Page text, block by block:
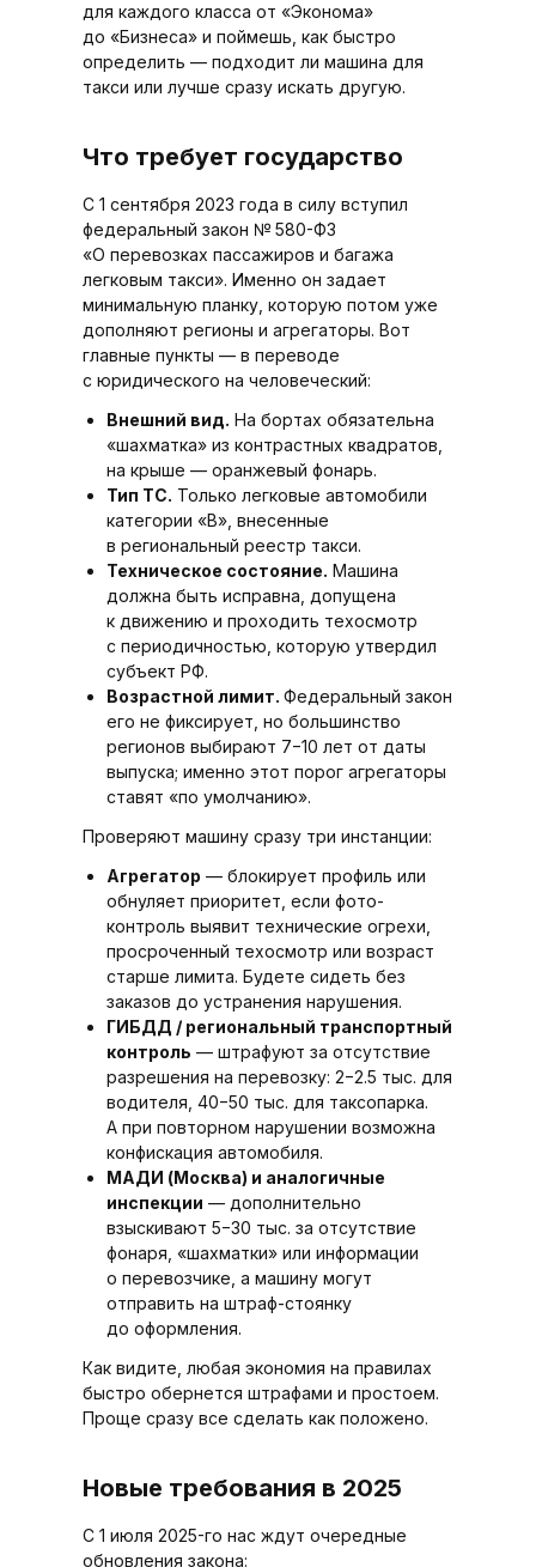
для каждого класса от «Эконома»
до «Бизнеса» и поймешь, как быстро
определить — подходит ли машина для
такси или лучше сразу искать другую.
Что требует государство
С 1 сентября 2023 года в силу вступил
федеральный закон № 580-ФЗ
«О перевозках пассажиров и багажа
легковым такси». Именно он задает
минимальную планку, которую потом уже
дополняют регионы и агрегаторы. Вот
главные пункты — в переводе
с юридического на человеческий:
Внешний вид. На бортах обязательна
«шахматка» из контрастных квадратов,
на крыше — оранжевый фонарь.
Тип ТС. Только легковые автомобили
категории «B», внесенные
в региональный реестр такси.
Техническое состояние. Машина
должна быть исправна, допущена
к движению и проходить техосмотр
с периодичностью, которую утвердил
субъект РФ.
Возрастной лимит. Федеральный закон
его не фиксирует, но большинство
регионов выбирают 7−10 лет от даты
выпуска; именно этот порог агрегаторы
ставят «по умолчанию».
Проверяют машину сразу три инстанции:
Агрегатор — блокирует профиль или
обнуляет приоритет, если фото-
контроль выявит технические огрехи,
просроченный техосмотр или возраст
старше лимита. Будете сидеть без
заказов до устранения нарушения.
ГИБДД / региональный транспортный
контроль — штрафуют за отсутствие
разрешения на перевозку: 2−2.5 тыс. для
водителя, 40−50 тыс. для таксопарка.
А при повторном нарушении возможна
конфискация автомобиля.
МАДИ (Москва) и аналогичные
инспекции — дополнительно
взыскивают 5−30 тыс. за отсутствие
фонаря, «шахматки» или информации
о перевозчике, а машину могут
отправить на штраф-стоянку
до оформления.
Как видите, любая экономия на правилах
быстро обернется штрафами и простоем.
Проще сразу все сделать как положено.
Новые требования в 2025
С 1 июля 2025-го нас ждут очередные
обновления закона: